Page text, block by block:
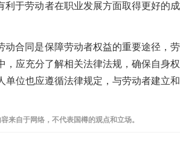
利于劳动者在职业发展方面取得更好的成
动合同是保障劳动者权益的重要途径，劳
，应充分了解相关法律法规，确保自身权
单位也应遵循法律规定，与劳动者建立和
来自于网络，不代表国樽的观点和立场。